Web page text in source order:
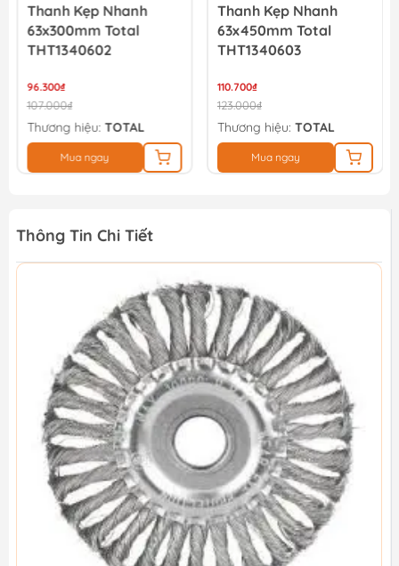
Thanh Kẹp Nhanh
63x300mm Total
THT1340602
96.300₫
107.000₫
Thương hiệu: TOTAL
Mua ngay
Thanh Kẹp Nhanh
63x450mm Total
THT1340603
110.700₫
123.000₫
Thương hiệu: TOTAL
Mua ngay
Thông Tin Chi Tiết